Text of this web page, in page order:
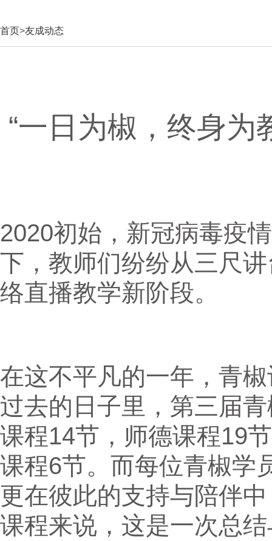
首页>友成动态
“一日为椒，终身
2020初始，新冠病毒疫
下，教师们纷纷从三尺
络直播教学新阶段。
在这不平凡的一年，青
过去的日子里，第三届
课程14节，师德课程19
课程6节。而每位青椒学
更在彼此的支持与陪伴
课程来说，这是一次总